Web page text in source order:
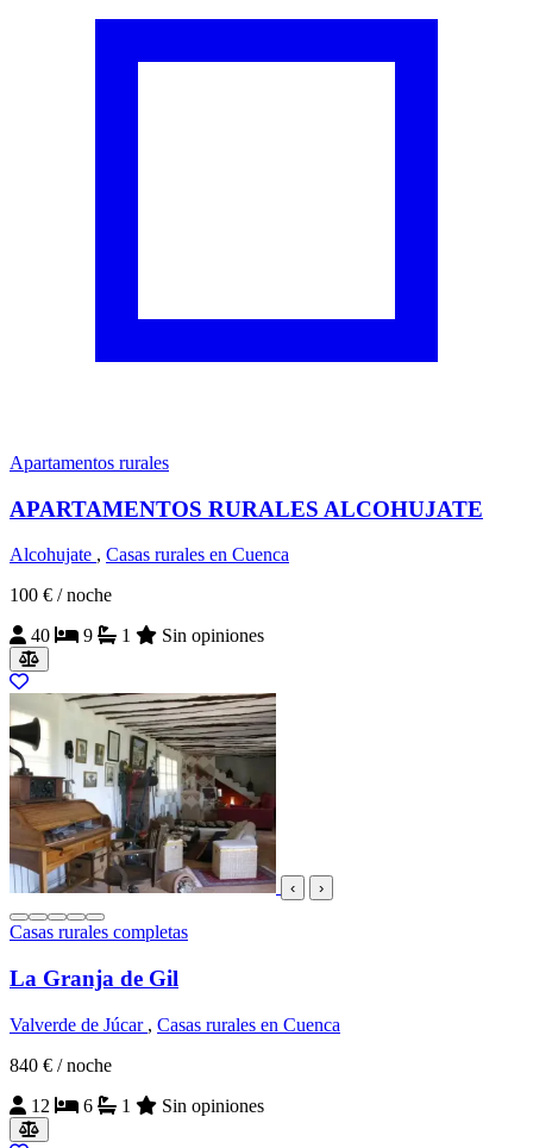
Apartamentos rurales
APARTAMENTOS RURALES ALCOHUJATE
Alcohujate , Casas rurales en Cuenca
100 € / noche
40
9 1 Sin opiniones
‹ ›
Casas rurales completas
La Granja de Gil
Valverde de Júcar , Casas rurales en Cuenca
840 € / noche
12
6 1 Sin opiniones